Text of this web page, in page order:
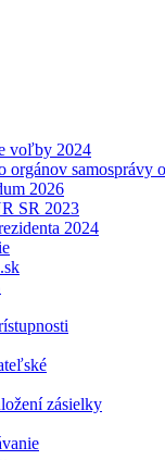
voľby 2024
orgánov samosprávy
2026
SR 2023
2024
zásielky